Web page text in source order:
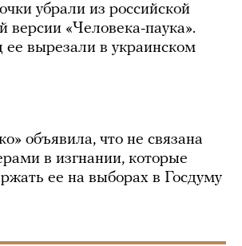
убрали из российской
версии «Человека-паука».
вырезали в украинском
объявила, что не связана
в изгнании, которые
ее на выборах в Госдуму